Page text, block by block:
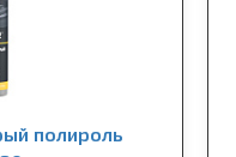
полироль